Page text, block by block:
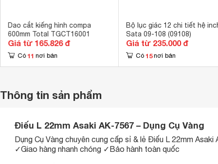
Dao cắt kiếng hình compa
600mm Total TGCT16001
Giá từ 165.826 đ
Có 11 nơi bán
Bộ lục giác 12 chi tiết hệ
Sata 09-108 (09108)
Giá từ 235.000 đ
Có 15 nơi bán
Thông tin sản phẩm
Điếu L 22mm Asaki AK-7567 – Dụng Cụ Vàng
Dụng Cụ Vàng chuyên cung cấp sỉ & lẻ Điếu L 22mm
✓Giao hàng nhanh chóng ✓Bảo hành toàn quốc